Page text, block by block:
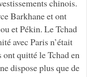
chinois.
Barkhane et ont
et Pékin. Le Tchad
avec Paris n’était
ont quitté le Tchad en
dispose plus que de